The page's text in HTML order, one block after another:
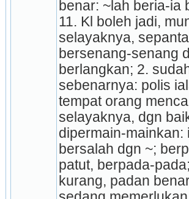
benar: ~lah beria-ia
11. Kl boleh jadi,
selayaknya,
bersenang-senang
berlangkan; 2.
sebenarnya: polis
tempat orang
selayak­nya, dgn
dipermain-
bersalah dgn ~;
patut, berpada-
kurang, padan